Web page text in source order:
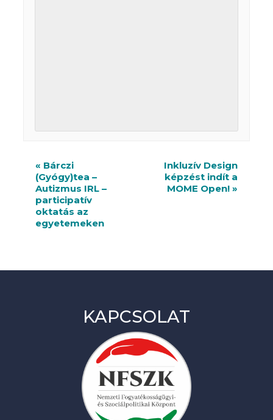
« Bárczi
(Gyógy)tea –
Autizmus IRL –
participatív
oktatás az
egyetemeken
Inkluzív Design
képzést indít a
MOME Open!»
KAPCSOLAT